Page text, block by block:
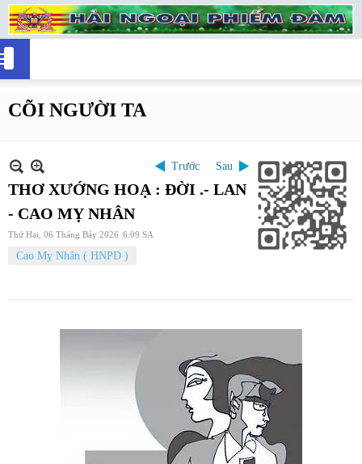
CÕI NGƯỜI TA
Trước Sau
THƠ XƯỚNG HOẠ : ĐỜI .- LAN
- CAO MỴ NHÂN
Thứ Hai, 06 Tháng Bảy 2026 6:09 SA
Cao Mỵ Nhân ( HNPD )